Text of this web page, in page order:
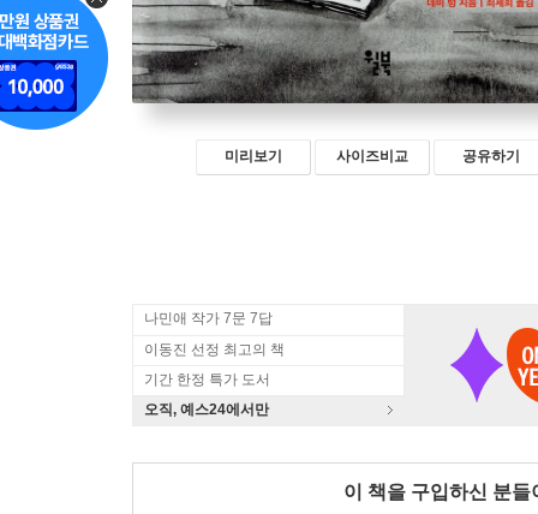
미리보기 사이즈비교 공유하기
나민애 작가 7문 7답
이동진 선정 최고의 책
기간 한정 특가 도서
오직, 예스24에서만
이 책을 구입하신 분